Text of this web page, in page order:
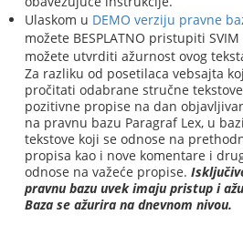
Ulaskom u DEMO verziju pravne
možete BESPLATNO pristupiti
možete utvrditi ažurnost ovog
Za razliku od posetilaca vebsajta
pročitati odabrane stručne
pozitivne propise na dan
na pravnu bazu Paragraf Lex, u
tekstove koji se odnose na
propisa kao i nove komentare i
odnose na važeće propise.
pravnu bazu uvek imaju pristup i
Baza se ažurira na dnevnom nivou.